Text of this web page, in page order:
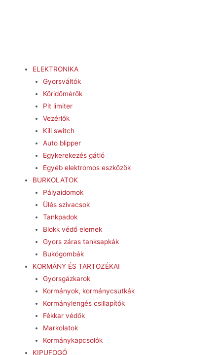
ELEKTRONIKA
Gyorsváltók
Köridőmérők
Pit limiter
Vezérlők
Kill switch
Auto blipper
Egykerekezés gátló
Egyéb elektromos eszközök
BURKOLATOK
Pályaidomok
Ülés szivacsok
Tankpadok
Blokk védő elemek
Gyors záras tanksapkák
Bukógombák
KORMÁNY ÉS TARTOZÉKAI
Gyorsgázkarok
Kormányok, kormánycsutkák
Kormánylengés csillapítók
Fékkar védők
Markolatok
Kormánykapcsolók
KIPUFOGÓ